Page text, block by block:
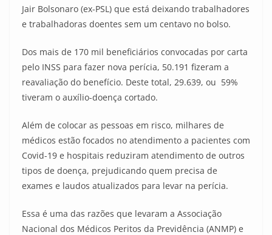
Jair Bolsonaro (ex-PSL) que está deixando trabalhadores
e trabalhadoras doentes sem um centavo no bolso.
Dos mais de 170 mil beneficiários convocadas por carta
pelo INSS para fazer nova perícia, 50.191 fizeram a
reavaliação do benefício. Deste total, 29.639, ou 59%
tiveram o auxílio-doença cortado.
Além de colocar as pessoas em risco, milhares de
médicos estão focados no atendimento a pacientes com
Covid-19 e hospitais reduziram atendimento de outros
tipos de doença, prejudicando quem precisa de
exames e laudos atualizados para levar na perícia.
Essa é uma das razões que levaram a Associação
Nacional dos Médicos Peritos da Previdência (ANMP) e